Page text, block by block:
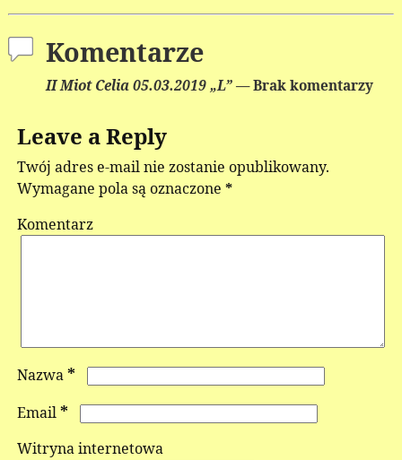
Komentarze
II Miot Celia 05.03.2019 „L”— Brak komentarzy
Leave a Reply
Twój adres e-mail nie zostanie opublikowany.
Wymagane pola są oznaczone *
Komentarz
Nazwa*
Email*
Witryna internetowa